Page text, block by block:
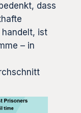
dass
handelt, ist
– in